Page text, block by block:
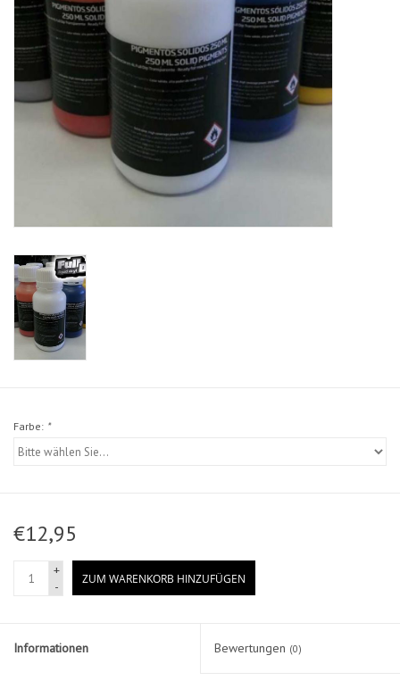
Farbe: *
€12,95
+
-
ZUM WARENKORB HINZUFÜGEN
Informationen Bewertungen (0)